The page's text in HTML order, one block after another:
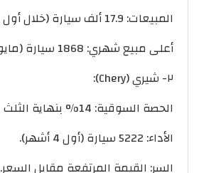
المبيعات: 17.9 ألف سيارة (خلال أول 9 أشهر).
أعلى مبيع شهري: 1868 سيارة (مايو فقط).
٢- شيري (Chery):
الحصة السوقية: 14% بنهاية الثلث الثاني.
الأداء: 5222 سيارة (أول 4 أشهر).
السر: القيمة المرتفعة مقابل السعر.